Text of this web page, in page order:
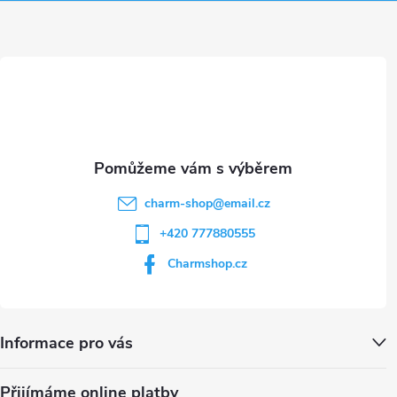
a
charm-shop@email.cz
+420 777880555
Charmshop.cz
Informace pro vás
Přijímáme online platby